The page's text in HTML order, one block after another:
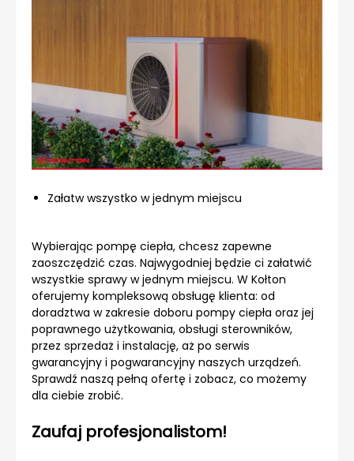
Załatw wszystko w jednym miejscu
Wybierając pompę ciepła, chcesz zapewne
zaoszczędzić czas. Najwygodniej będzie ci załatwić
wszystkie sprawy w jednym miejscu. W Kołton
oferujemy kompleksową obsługę klienta: od
doradztwa w zakresie doboru pompy ciepła oraz jej
poprawnego użytkowania, obsługi sterowników,
przez sprzedaż i instalację, aż po serwis
gwarancyjny i pogwarancyjny naszych urządzeń.
Sprawdź naszą pełną ofertę i zobacz, co możemy
dla ciebie zrobić.
Zaufaj profesjonalistom!